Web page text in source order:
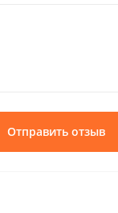
Отправить отзыв